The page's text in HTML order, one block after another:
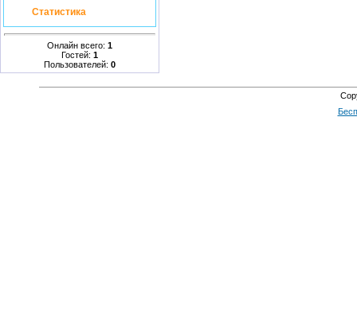
Статистика
Онлайн всего: 1
Гостей: 1
Пользователей: 0